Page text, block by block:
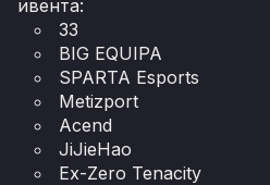
ивента:
33
BIG EQUIPA
SPARTA Esports
Metizport
Acend
JiJieHao
Ex-Zero Tenacity